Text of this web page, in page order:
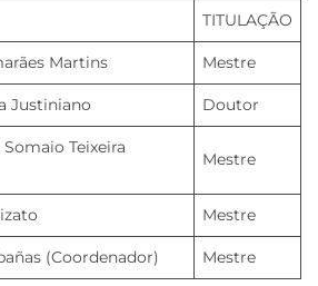
TITULAÇÃO
Martins Mestre
Justiniano Doutor
Teixeira
Mestre
Mestre
(Coordenador) Mestre